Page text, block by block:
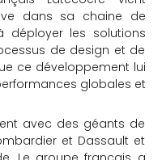
dans sa chaine de
déployer les solutions
de design et de
ce développement lui
globales et
avec des géants de
et Dassault et